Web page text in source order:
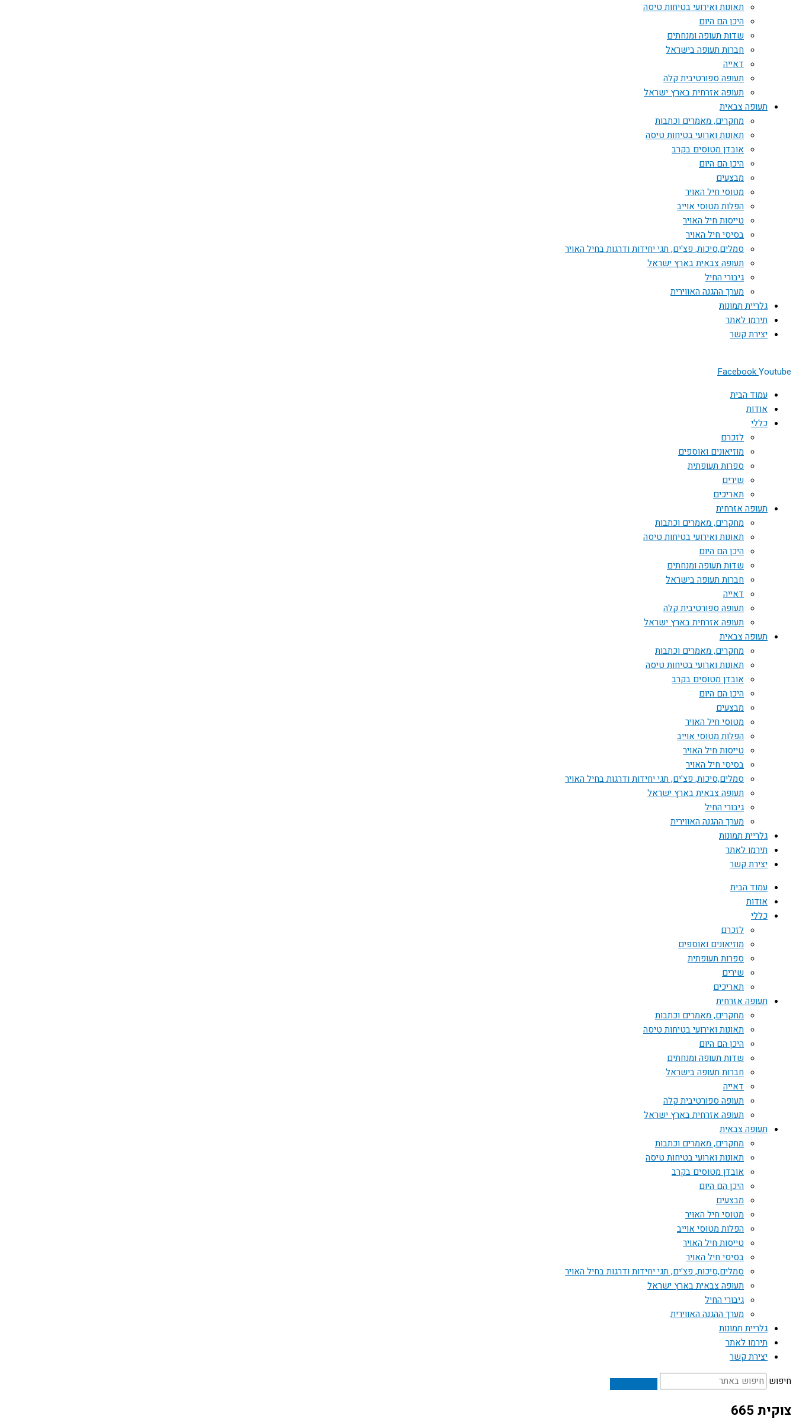
תאונות ואירועי בטיחות טיסה
היכן הם היום
שדות תעופה ומנחתים
חברות תעופה בישראל
דאייה
תעופה ספורטיבית קלה
תעופה אזרחית בארץ ישראל
תעופה צבאית
מחקרים, מאמרים וכתבות
תאונות וארועי בטיחות טיסה
אובדן מטוסים בקרב
היכן הם היום
מבצעים
מטוסי חיל האויר
הפלות מטוסי אוייב
טייסות חיל האויר
בסיסי חיל האויר
סמלים,סיכות, פצ'ים, תגי יחידות ודרגות בחיל האויר
תעופה צבאית בארץ ישראל
גיבורי החיל
מערך ההגנה האווירית
גלריית תמונות
תירמו לאתר
יצירת קשר
FacebookYoutube
עמוד הבית
אודות
כללי
לזכרם
מוזיאונים ואוספים
ספרות תעופתית
שירים
תאריכים
תעופה אזרחית
מחקרים, מאמרים וכתבות
תאונות ואירועי בטיחות טיסה
היכן הם היום
שדות תעופה ומנחתים
חברות תעופה בישראל
דאייה
תעופה ספורטיבית קלה
תעופה אזרחית בארץ ישראל
תעופה צבאית
מחקרים, מאמרים וכתבות
תאונות וארועי בטיחות טיסה
אובדן מטוסים בקרב
היכן הם היום
מבצעים
מטוסי חיל האויר
הפלות מטוסי אוייב
טייסות חיל האויר
בסיסי חיל האויר
סמלים,סיכות, פצ'ים, תגי יחידות ודרגות בחיל האויר
תעופה צבאית בארץ ישראל
גיבורי החיל
מערך ההגנה האווירית
גלריית תמונות
תירמו לאתר
יצירת קשר
עמוד הבית
אודות
כללי
לזכרם
מוזיאונים ואוספים
ספרות תעופתית
שירים
תאריכים
תעופה אזרחית
מחקרים, מאמרים וכתבות
תאונות ואירועי בטיחות טיסה
היכן הם היום
שדות תעופה ומנחתים
חברות תעופה בישראל
דאייה
תעופה ספורטיבית קלה
תעופה אזרחית בארץ ישראל
תעופה צבאית
מחקרים, מאמרים וכתבות
תאונות וארועי בטיחות טיסה
אובדן מטוסים בקרב
היכן הם היום
מבצעים
מטוסי חיל האויר
הפלות מטוסי אוייב
טייסות חיל האויר
בסיסי חיל האויר
סמלים,סיכות, פצ'ים, תגי יחידות ודרגות בחיל האויר
תעופה צבאית בארץ ישראל
גיבורי החיל
מערך ההגנה האווירית
גלריית תמונות
תירמו לאתר
יצירת קשר
חיפוש
צוקית 665